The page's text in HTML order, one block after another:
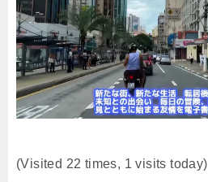
(Visited 22 times, 1 visits today)